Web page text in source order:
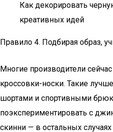
Как декорировать
креативных идей
Правило 4. Подбирая образ,
Многие производители
кроссовки-носки. Такие
шортами и спортивными
поэкспериментировать с
скинни — в остальных